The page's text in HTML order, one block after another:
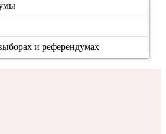
и референдумах